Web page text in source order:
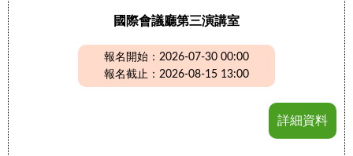
國際會議廳第三演講室
報名開始：2026-07-30 00:00
報名截止：2026-08-15 13:00
詳細資料